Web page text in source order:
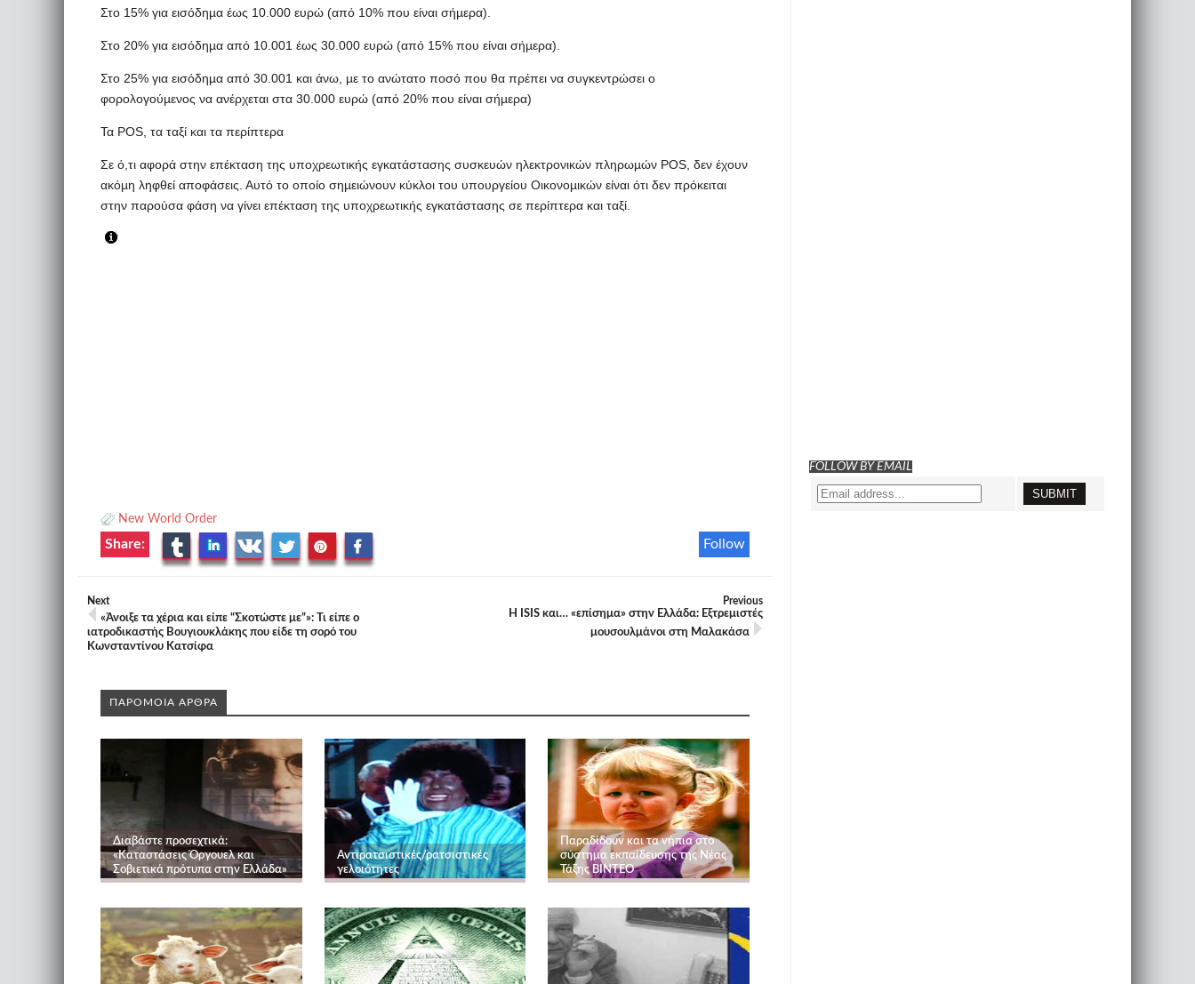
Στο 15% για εισόδηµα έως 10.000 ευρώ (από 10% που είναι σήµερα).
Στο 20% για εισόδηµα από 10.001 έως 30.000 ευρώ (από 15% που είναι σήµερα).
Στο 25% για εισόδηµα από 30.001 και άνω, µε το ανώτατο ποσό που θα πρέπει να συγκεντρώσει ο
φορολογούµενος να ανέρχεται στα 30.000 ευρώ (από 20% που είναι σήµερα)
Τα POS, τα ταξί και τα περίπτερα
Σε ό,τι αφορά στην επέκταση της υποχρεωτικής εγκατάστασης συσκευών ηλεκτρονικών πληρωµών POS, δεν έχουν
ακόµη ληφθεί αποφάσεις. Αυτό το οποίο σηµειώνουν κύκλοι του υπουργείου Οικονοµικών είναι ότι δεν πρόκειται
στην παρούσα φάση να γίνει επέκταση της υποχρεωτικής εγκατάστασης σε περίπτερα και ταξί.
New World Order
Follow
Share:
Next
«Άνοιξε τα χέρια και είπε “Σκοτώστε με”»: Τι είπε ο
ιατροδικαστής Βουγιουκλάκης που είδε τη σορό του
Κωνσταντίνου Κατσίφα
Previous
Η ISIS και… «επίσημα» στην Ελλάδα: Εξτρεμιστές
μουσουλμάνοι στη Μαλακάσα
ΠΑΡΟΜΟΙΑ ΑΡΘΡΑ
Διαβάστε προσεχτικά:
«Καταστάσεις Όργουελ και
Σοβιετικά πρότυπα στην Ελλάδα»
Αντιρατσιστικές/ρατσιστικές
γελοιότητες
Παραδίδουν και τα νήπια στο
σύστημα εκπαίδευσης της Νέας
Τάξης ΒΙΝΤΕΟ
FOLLOW BY EMAIL